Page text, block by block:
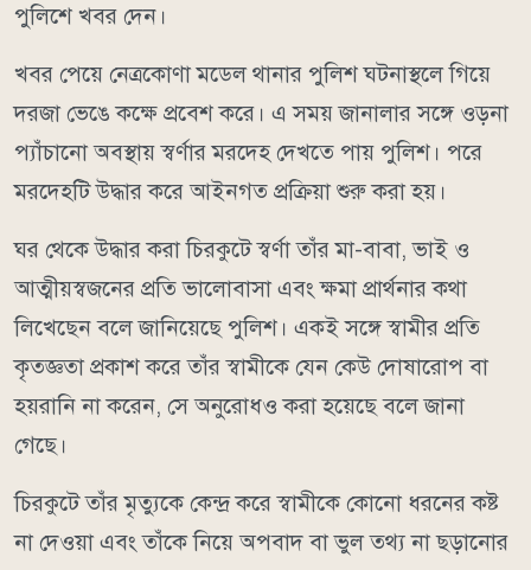
পুলিশে খবর দেন।
খবর পেয়ে নেত্রকোণা মডেল থানার পুলিশ ঘটনাস্থলে গিয়ে
দরজা ভেঙে কক্ষে প্রবেশ করে। এ সময় জানালার সঙ্গে ওড়না
প্যাঁচানো অবস্থায় স্বর্ণার মরদেহ দেখতে পায় পুলিশ। পরে
মরদেহটি উদ্ধার করে আইনগত প্রক্রিয়া শুরু করা হয়।
ঘর থেকে উদ্ধার করা চিরকুটে স্বর্ণা তাঁর মা-বাবা, ভাই ও
আত্মীয়স্বজনের প্রতি ভালোবাসা এবং ক্ষমা প্রার্থনার কথা
লিখেছেন বলে জানিয়েছে পুলিশ। একই সঙ্গে স্বামীর প্রতি
কৃতজ্ঞতা প্রকাশ করে তাঁর স্বামীকে যেন কেউ দোষারোপ বা
হয়রানি না করেন, সে অনুরোধও করা হয়েছে বলে জানা
গেছে।
চিরকুটে তাঁর মৃত্যুকে কেন্দ্র করে স্বামীকে কোনো ধরনের কষ্ট
না দেওয়া এবং তাঁকে নিয়ে অপবাদ বা ভুল তথ্য না ছড়ানোর